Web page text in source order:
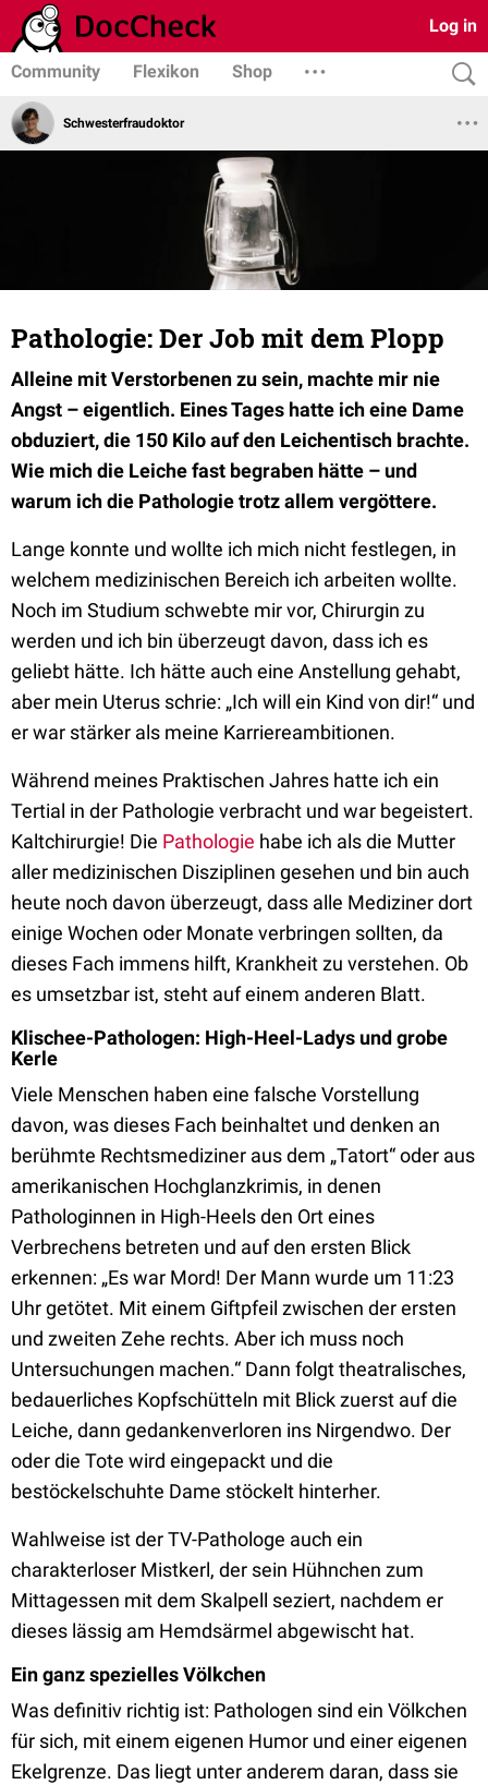
Log in
Community Flexikon Shop
Schwesterfraudoktor
Pathologie: Der Job mit dem Plopp
Alleine mit Verstorbenen zu sein, machte mir nie
Angst – eigentlich. Eines Tages hatte ich eine Dame
obduziert, die 150 Kilo auf den Leichentisch brachte.
Wie mich die Leiche fast begraben hätte – und
warum ich die Pathologie trotz allem vergöttere.
Lange konnte und wollte ich mich nicht festlegen, in
welchem medizinischen Bereich ich arbeiten wollte.
Noch im Studium schwebte mir vor, Chirurgin zu
werden und ich bin überzeugt davon, dass ich es
geliebt hätte. Ich hätte auch eine Anstellung gehabt,
aber mein Uterus schrie: „Ich will ein Kind von dir!“ und
er war stärker als meine Karriereambitionen.
Während meines Praktischen Jahres hatte ich ein
Tertial in der Pathologie verbracht und war begeistert.
Kaltchirurgie! Die Pathologie habe ich als die Mutter
aller medizinischen Disziplinen gesehen und bin auch
heute noch davon überzeugt, dass alle Mediziner dort
einige Wochen oder Monate verbringen sollten, da
dieses Fach immens hilft, Krankheit zu verstehen. Ob
es umsetzbar ist, steht auf einem anderen Blatt.
Klischee-Pathologen: High-Heel-Ladys und grobe
Kerle
Viele Menschen haben eine falsche Vorstellung
davon, was dieses Fach beinhaltet und denken an
berühmte Rechtsmediziner aus dem „Tatort“ oder aus
amerikanischen Hochglanzkrimis, in denen
Pathologinnen in High-Heels den Ort eines
Verbrechens betreten und auf den ersten Blick
erkennen: „Es war Mord! Der Mann wurde um 11:23
Uhr getötet. Mit einem Giftpfeil zwischen der ersten
und zweiten Zehe rechts. Aber ich muss noch
Untersuchungen machen.“ Dann folgt theatralisches,
bedauerliches Kopfschütteln mit Blick zuerst auf die
Leiche, dann gedankenverloren ins Nirgendwo. Der
oder die Tote wird eingepackt und die
bestöckelschuhte Dame stöckelt hinterher.
Wahlweise ist der TV-Pathologe auch ein
charakterloser Mistkerl, der sein Hühnchen zum
Mittagessen mit dem Skalpell seziert, nachdem er
dieses lässig am Hemdsärmel abgewischt hat.
Ein ganz spezielles Völkchen
Was definitiv richtig ist: Pathologen sind ein Völkchen
für sich, mit einem eigenen Humor und einer eigenen
Ekelgrenze. Das liegt unter anderem daran, dass sie